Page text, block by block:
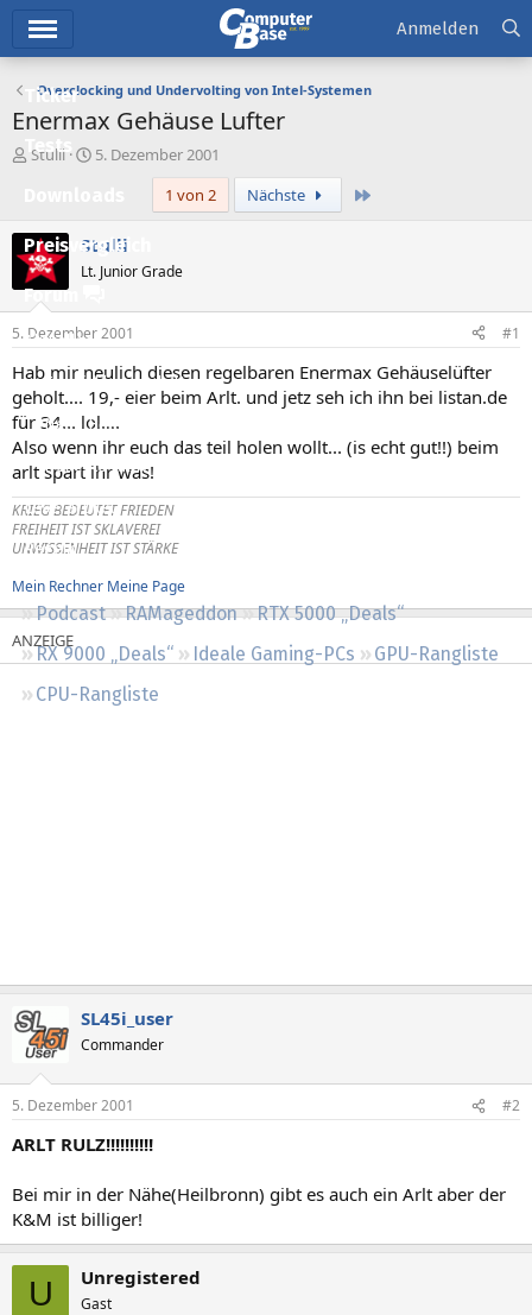
Ticker
Tests
Preisvergleich
Forum
Aktuelles
Empfohlene Inhalte
Neue Beiträge
Neueste Aktivitäten
Leserartikel
Regeln
Podcast RAMageddon
RTX 5000 „Deals“
RX 9000 „Deals“
Ideale Gaming-PCs
GPU-Rangliste
CPU-Rangliste
Anmelden
Overclocking und Undervolting von Intel-Systemen
Enermax Gehäuse Lufter
E
e
l
l
e
r
Stulli
E
e
l
m
5. Dezember 2001
1 von 2
Nächste
Stulli
Lt. Junior Grade
5. Dezember 2001 #1
Hab mir neulich diesen regelbaren Enermax Gehäuselüfter
geholt.... 19,- eier beim Arlt. und jetz seh ich ihn bei listan.de
für 34... lol....
Also wenn ihr euch das teil holen wollt... (is echt gut!!) beim
arlt spart ihr was!
KRIEG BEDEUTET FRIEDEN
FREIHEIT IST SKLAVEREI
UNWISSENHEIT IST STÄRKE
Mein Rechner Meine Page
SL45i_user
Commander
5. Dezember 2001 #2
ARLT RULZ!!!!!!!!!!
Bei mir in der Nähe(Heilbronn) gibt es auch ein Arlt aber der
K&M ist billiger!
U Unregistered
Gast